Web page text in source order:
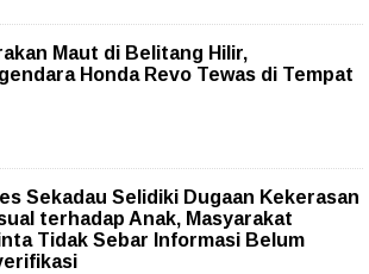
Maut di Belitang Hilir,
Honda Revo Tewas di Tempat
Sekadau Selidiki Dugaan Kekerasan
terhadap Anak, Masyarakat
Tidak Sebar Informasi Belum